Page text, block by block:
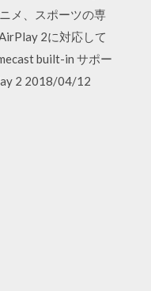
メ、スポーツの専
2に対応して
built-in サポー
2 2018/04/12